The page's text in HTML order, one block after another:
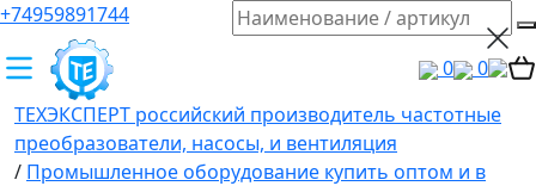
+74959891744
0
0
ТЕХЭКСПЕРТ российский производитель частотные
преобразователи, насосы, и вентиляция
/ Промышленное оборудование купить оптом и в